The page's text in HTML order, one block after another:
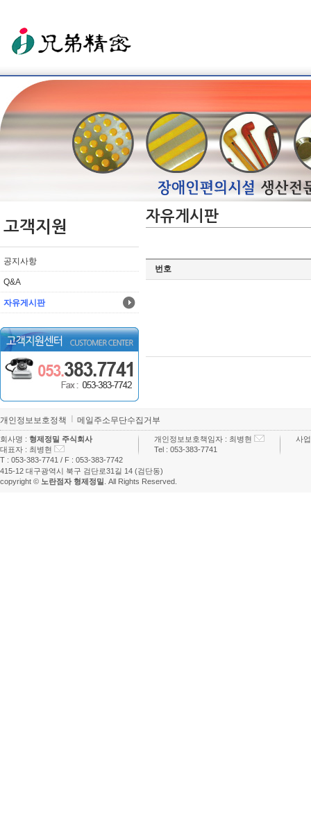
고객지원
공지사항
Q&A
자유게시판
자유게시판
번호
개인정보보호정책 메일주소무단수집거부
회사명 : 형제정밀 주식회사
대표자 : 최병현
T : 053-383-7741 / F : 053-383-7742
개인정보보호책임자 : 최병현
Tel : 053-383-7741
사
415-12 대구광역시 북구 검단로31길 14 (검단동)
copyright © 노란점자 형제정밀 . All Rights Reserved.